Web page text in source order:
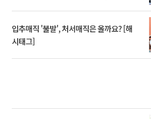
입추매직 '불발', 처서매직은 올까요? [해
시태그]